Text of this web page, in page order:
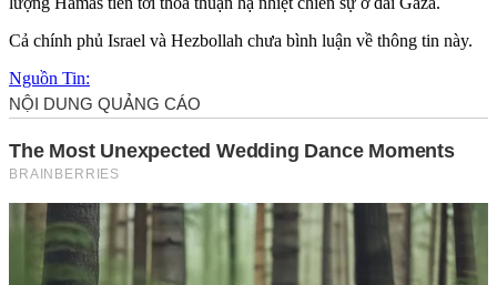
Cả chính phủ Israel và Hezbollah chưa bình luận về thông tin này.
Nguồn Tin: